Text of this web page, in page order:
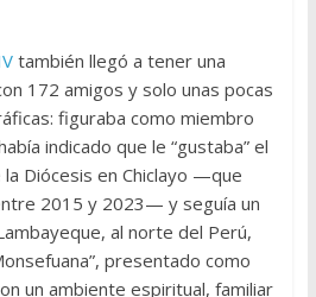
también llegó a tener una
172 amigos y solo unas pocas
figuraba como miembro
indicado que le “gustaba” el
Diócesis en Chiclayo —que
2015 y 2023— y seguía un
al norte del Perú,
presentado como
un ambiente espiritual, familiar